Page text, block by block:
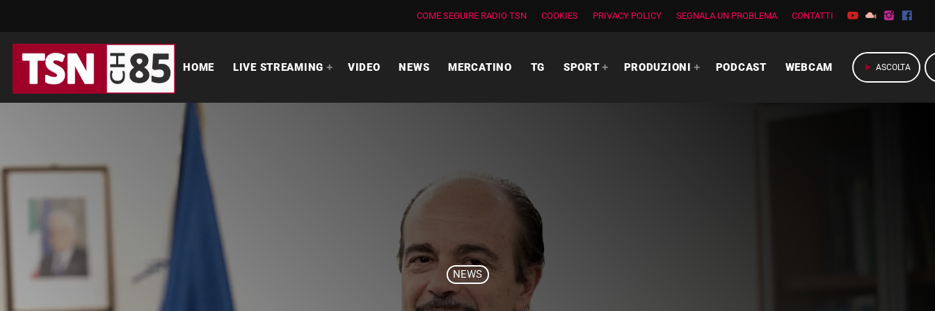
COME SEGUIRE RADIO TSN COOKIES PRIVACY POLICY SEGNALA UN PROBLEMA CONTATTI
HOME LIVE STREAMING VIDEO NEWS MERCATINO TG SPORT PRODUZIONI PODCAST WEBCAM play_arrow ASCOLTA
NEWS